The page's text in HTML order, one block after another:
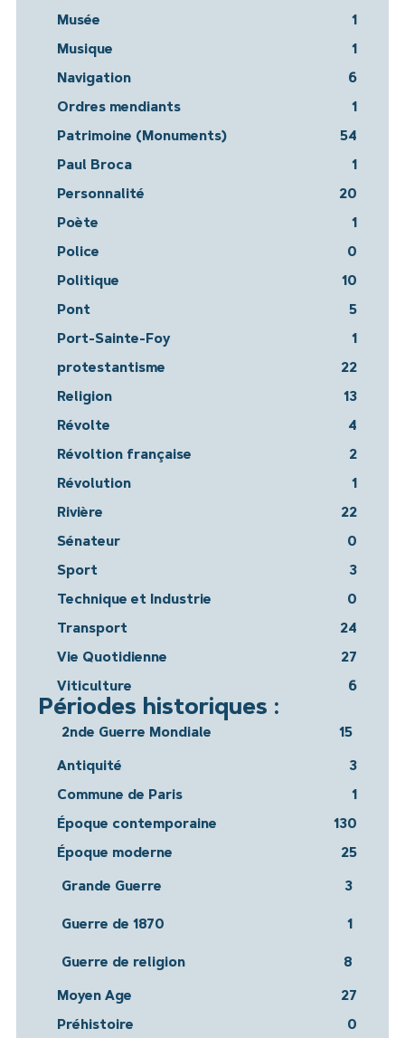
Musée 1
Musique 1
Navigation 6
Ordres mendiants 1
Patrimoine (Monuments) 54
Paul Broca 1
Personnalité 20
Poète 1
Police 0
Politique 10
Pont 5
Port-Sainte-Foy 1
protestantisme 22
Religion 13
Révolte 4
Révoltion française 2
Révolution 1
Rivière 22
Sénateur 0
Sport 3
Technique et Industrie 0
Transport 24
Vie Quotidienne 27
Viticulture 6
Périodes historiques :
2nde Guerre Mondiale 15
Antiquité 3
Commune de Paris 1
Époque contemporaine 130
Époque moderne 25
Grande Guerre 3
Guerre de 1870 1
Guerre de religion 8
Moyen Age 27
Préhistoire 0